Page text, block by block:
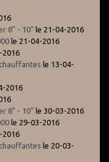
8" - 10" le 21-04-2016
le 21-04-2016
2016
le 13-04-
2016
8" - 10" le 30-03-2016
le 29-03-2016
2016
le 20-03-